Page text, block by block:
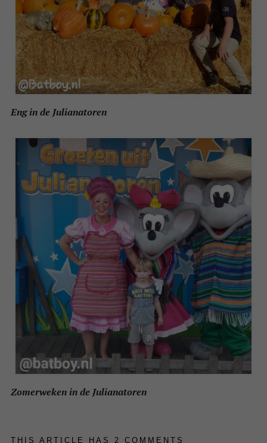
Eng in de Julianatoren
Zomerweken in de Julianatoren
THIS ARTICLE HAS 2 COMMENTS